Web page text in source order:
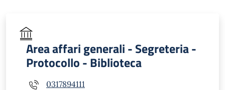
Area affari generali - Segreteria -
Protocollo - Biblioteca
0317894111